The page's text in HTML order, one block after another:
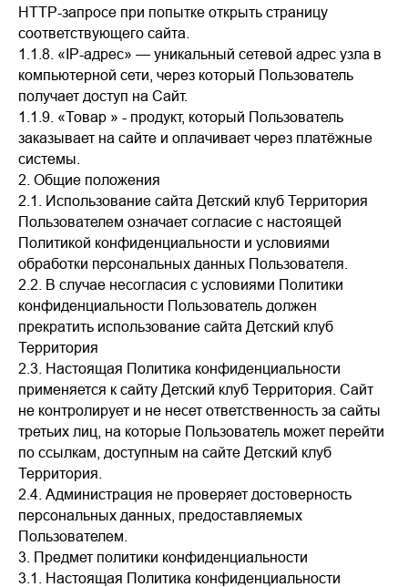
HTTP-запросе при попытке открыть страницу
соответствующего сайта.
1.1.8. «IP-адрес» — уникальный сетевой адрес узла в
компьютерной сети, через который Пользователь
получает доступ на Сайт.
1.1.9. «Товар » - продукт, который Пользователь
заказывает на сайте и оплачивает через платёжные
системы.
2. Общие положения
2.1. Использование сайта Детский клуб Территория
Пользователем означает согласие с настоящей
Политикой конфиденциальности и условиями
обработки персональных данных Пользователя.
2.2. В случае несогласия с условиями Политики
конфиденциальности Пользователь должен
прекратить использование сайта Детский клуб
Территория
2.3. Настоящая Политика конфиденциальности
применяется к сайту Детский клуб Территория. Сайт
не контролирует и не несет ответственность за сайты
третьих лиц, на которые Пользователь может перейти
по ссылкам, доступным на сайте Детский клуб
Территория.
2.4. Администрация не проверяет достоверность
персональных данных, предоставляемых
Пользователем.
3. Предмет политики конфиденциальности
3.1. Настоящая Политика конфиденциальности